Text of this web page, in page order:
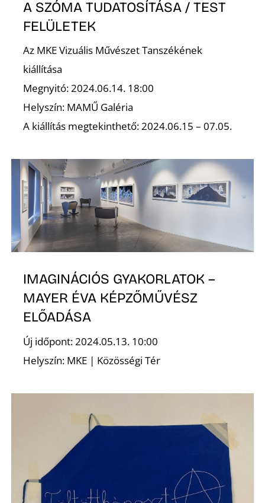
A SZÓMA TUDATOSÍTÁSA / TEST
FELÜLETEK
Az MKE Vizuális Művészet Tanszékének
kiállítása
Megnyitó: 2024.06.14. 18:00
Helyszín: MAMŰ Galéria
A kiállítás megtekinthető: 2024.06.15 – 07.05.
IMAGINÁCIÓS GYAKORLATOK –
MAYER ÉVA KÉPZŐMŰVÉSZ
ELŐADÁSA
Új időpont: 2024.05.13. 10:00
Helyszín: MKE | Közösségi Tér